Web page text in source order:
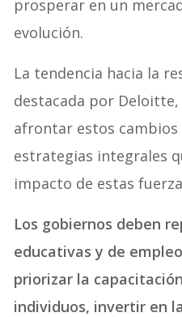
prosperar en un
evolución.
La tendencia hacia la
destacada por
afrontar estos
estrategias integrales
impacto de estas
Los gobiernos deben
educativas y de
priorizar la
individuos, invertir en